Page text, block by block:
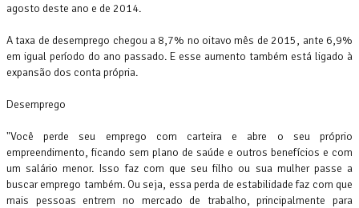
agosto deste ano e de 2014.
A taxa de desemprego chegou a 8,7% no oitavo mês de 2015, ante 6,9%
em igual período do ano passado. E esse aumento também está ligado à
expansão dos conta própria.
Desemprego
"Você perde seu emprego com carteira e abre o seu próprio
empreendimento, ficando sem plano de saúde e outros benefícios e com
um salário menor. Isso faz com que seu filho ou sua mulher passe a
buscar emprego também. Ou seja, essa perda de estabilidade faz com que
mais pessoas entrem no mercado de trabalho, principalmente para